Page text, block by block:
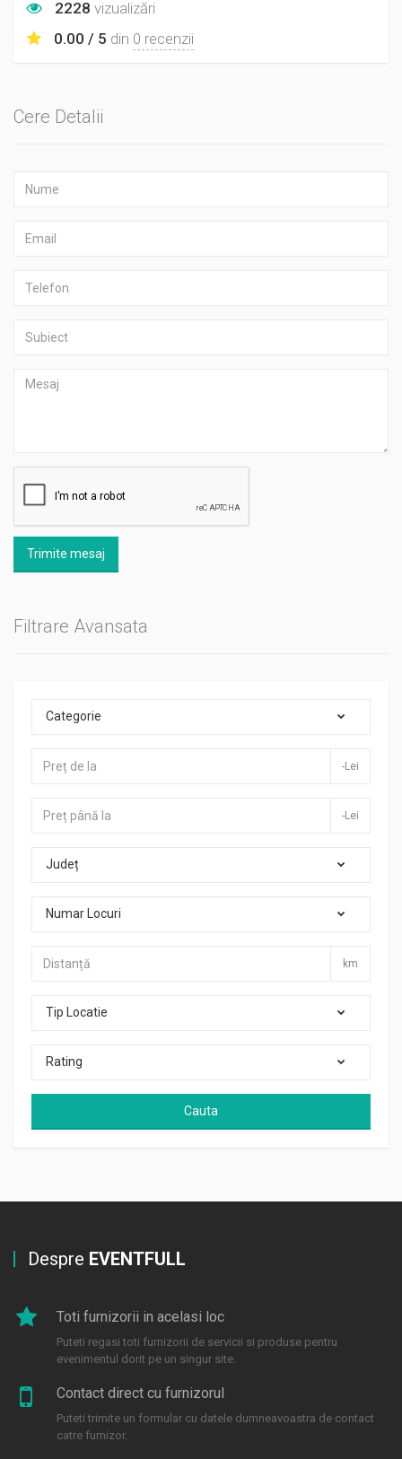
2228 vizualizări
0.00 / 5 din 0 recenzii
Cere Detalii
Trimite mesaj
Filtrare Avansata
Categorie
-Lei
-Lei
Județ
Numar Locuri
km
Tip Locatie
Rating
Cauta
Despre EVENTFULL
Toti furnizorii in acelasi loc
Puteti regasi toti furnizorii de servicii si produse pentru
evenimentul dorit pe un singur site.
Contact direct cu furnizorul
Puteti trimite un formular cu datele dumneavoastra de contact
catre furnizor.